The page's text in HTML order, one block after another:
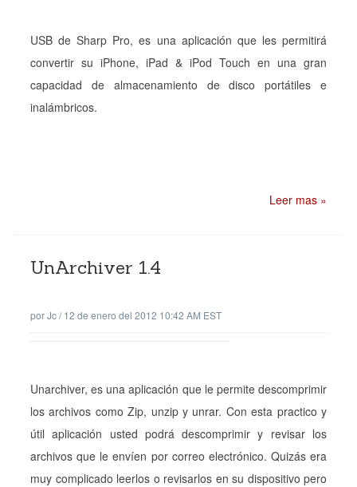
USB de Sharp Pro, es una aplicación que les permitirá
convertir su iPhone, iPad & iPod Touch en una gran
capacidad de almacenamiento de disco portátiles e
inalámbricos.
Leer mas »
UnArchiver 1.4
porJc/12 de enero del 2012 10:42 AM EST
Unarchiver, es una aplicación que le permite descomprimir
los archivos como Zip, unzip y unrar. Con esta practico y
útil aplicación usted podrá descomprimir y revisar los
archivos que le envíen por correo electrónico. Quizás era
muy complicado leerlos o revisarlos en su dispositivo pero